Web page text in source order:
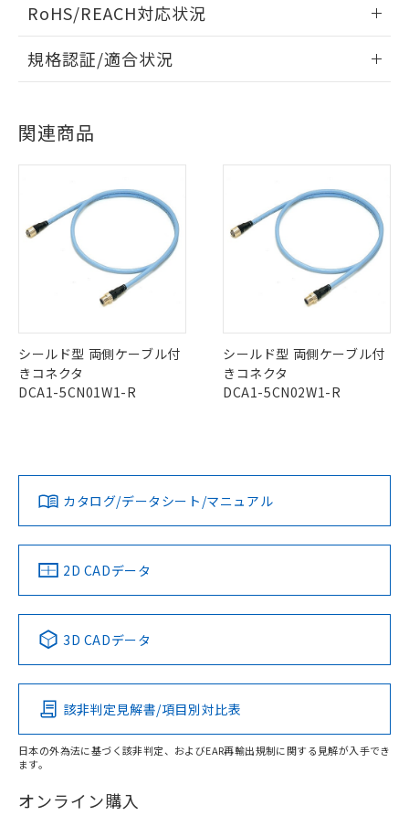
ログイン/会員登録いただくと、CADデータをダウンロー
ドすることができます。
ダウンロードデータをご利用いただく前に、以下を必ずお読
みください。
ソフトウェアの使用条件
RoHS/REACH対応状況
EU RoHS 注意事項・凡例
対応状況 ※1
中国 RoHS 注意事項・凡例
※1 ※2
X O
在庫等で未対応品が混在する可能性があります。
非含有品が必要な際は、弊社営業部門もしくは販売店へお
この製品のRoHS/REACH対応状況ページへ
規格認証/適合状況
Yes
LR型式承認
（イギリス
船舶規格）
DNV型式承認
（ノルウェー
船舶規格）
BV型式承認
（フランス
船舶規格）
KR型式
（韓国
船舶規格
No No
その他の認証はこちらのページからご検索ください
関連商品
シールド型 両側ケーブル付
きコネクタ
DCA1-5CN01W1-R
シールド型 両側ケーブル付
きコネクタ
DCA1-5CN02W1-R
カタログ/データシート/マニュアル
2D CADデータ
3D CADデータ
該非判定見解書/項目別対比表
日本の外為法に基づく該非判定、およびEAR再輸出規制に関する見解が入手でき
ます。
オンライン購入
ご利用条件
以下の条件をお読みいただき、同意のうえ
ご利用ください。
本サービスは、当社制御機器事業取扱
商品の当社在庫状況および標準価格
(税抜)を提供させていただくもので
す。
本サービスの対象外となる商品もある
ことをご了承ください。
在庫状況および標準価格照会結果は、
記載している更新日時点での社内デー
了承ください。
正式な納期状況および標準価格はお客
様のお取引先、またはお客様担当のオ
ムロン制御機器販売店・当社販売員に
ご相談ください。
オムロン制御機器販売店や当社販売拠
事前の承諾なく第三者に漏洩または開
示しないようお願いします。
マイパーツ機能（部品リスト作成サー
ビス）をご利用いただくには、I-Web
メンバーズにご登録されている必要が
あります。
お客様が当ウェブサイト上で当社にご
および当社の共同利用者が、当社の製
※1 対応状況
対応済み：EU RoHS指令（10物質）の
非含有に対応した製品が提供可能な商品で
有に対応した製品に切り替える予定のある
非含有に非対応の商品で、対応品を出す予
定はありません。
調査・確認中：EU RoHS指令（10物質）の
非含有の対応状況を調査中または確認中の
商品です。
非該当品：ライセンス料など無形物で、有
害物質有無と関係のない商品です。
仕入先様の事情により、非含有部品として
いたものが、含有品と判明した場合などや
むを得ず変更することがあります。
(PBDE) 1000ppm以下、フタル酸ビス(2-エチルヘキシ
ルベンジル（BBP） 1000ppm以下、フタル酸ジブチル
(DIBP) 1000ppm以下
但し、RoHS指令で産業用監視および制御機器に対する
フタル酸エステル類の４物質については閾値を超える意
※2 対応予定月
下記の非含有証明書をダウンロードするこ
※1 中国RoHS○×表
「○」：最大均質材料含有率が中国RoHSの
基準値以下であることを示します。
基準値を超えていることを示します。
「－」：未確認です。当社販売部門へお問
い合わせください。
ニル類) : 1000ppm、 PBDEs(ポリ臭化ジフェニルエーテ
ル類) : 1000ppm、
DBP(フタル酸ジブチル) : 1000ppm、 DIBP(フタル酸ジ
DEHP(フタル酸ビス(2-エチルヘキシル)) : 1000ppm
※2 環境保護使用期限
「ｅ」：有害物質（10物質）のすべてが基
及ぼさない年数を意味します。
「－」：未確認です。当社販売部門へお問
い合わせください。
当社は、これら貴社製品のうち、外国
為替および外国貿易法に定める商品
（以下｢規制貨物等」という）を輸出
全に破砕するなど、違法に輸出されな
いよう必要な手段を講じます。
当社は貴社製品を、核兵器、ミサイ
ル、化学兵器、生物兵器またはその他
場合は、上記1、2および3の内容を当
該第三者に通知します。また当社は、
販売先および販売に係わる関係者が違
り引きをいたしません。
○ 一定数以上の在庫あり
△ 一定数には満たないが在庫あり
－
在庫なし(最新の在庫状況につ
認ください)
空
白
受注生産機種、また在庫状況の
情報を公開していない機種